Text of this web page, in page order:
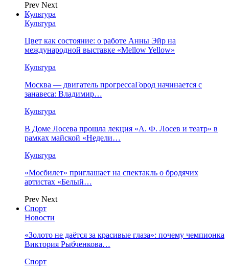
Prev Next
Культура
Культура
Цвет как состояние: о работе Анны Эйр на
международной выставке «Mellow Yellow»
Культура
Москва — двигатель прогрессаГород начинается с
занавеса: Владимир…
Культура
В Доме Лосева прошла лекция «А. Ф. Лосев и театр» в
рамках майской «Недели…
Культура
«Мосбилет» приглашает на спектакль о бродячих
артистах «Белый…
Prev Next
Спорт
Новости
«Золото не даётся за красивые глаза»: почему чемпионка
Виктория Рыбченкова…
Спорт